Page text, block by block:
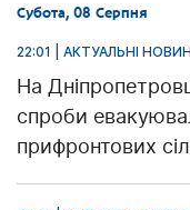
Субота, 08 Серпня
22:01 | АКТУАЛЬНІ
На
спроби
прифронтових сіл